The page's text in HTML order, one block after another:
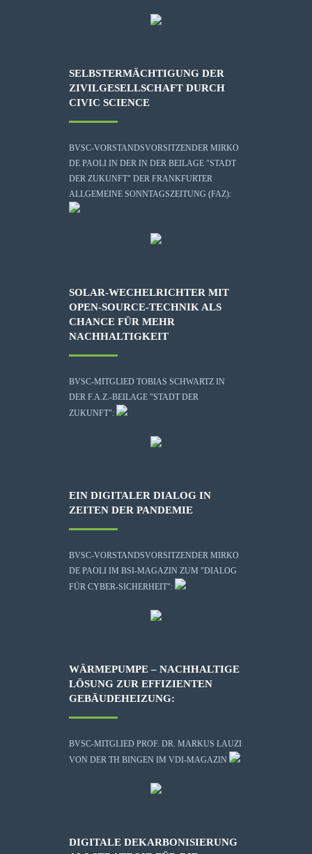
SELBSTERMÄCHTIGUNG DER
ZIVILGESELLSCHAFT DURCH
CIVIC SCIENCE
BVSC-VORSTANDSVORSITZENDER MIRKO
DE PAOLI IN DER IN DER BEILAGE "STADT
DER ZUKUNFT" DER FRANKFURTER
ALLGEMEINE SONNTAGSZEITUNG (FAZ):
SOLAR-WECHELRICHTER MIT
OPEN-SOURCE-TECHNIK ALS
CHANCE FÜR MEHR
NACHHALTIGKEIT
BVSC-MITGLIED TOBIAS SCHWARTZ IN
DER F.A.Z.-BEILAGE "STADT DER
ZUKUNFT":
EIN DIGITALER DIALOG IN
ZEITEN DER PANDEMIE
BVSC-VORSTANDSVORSITZENDER MIRKO
DE PAOLI IM BSI-MAGAZIN ZUM "DIALOG
FÜR CYBER-SICHERHEIT":
WÄRMEPUMPE – NACHHALTIGE
LÖSUNG ZUR EFFIZIENTEN
GEBÄUDEHEIZUNG:
BVSC-MITGLIED PROF. DR. MARKUS LAUZI
VON DER TH BINGEN IM VDI-MAGAZIN
DIGITALE DEKARBONISIERUNG